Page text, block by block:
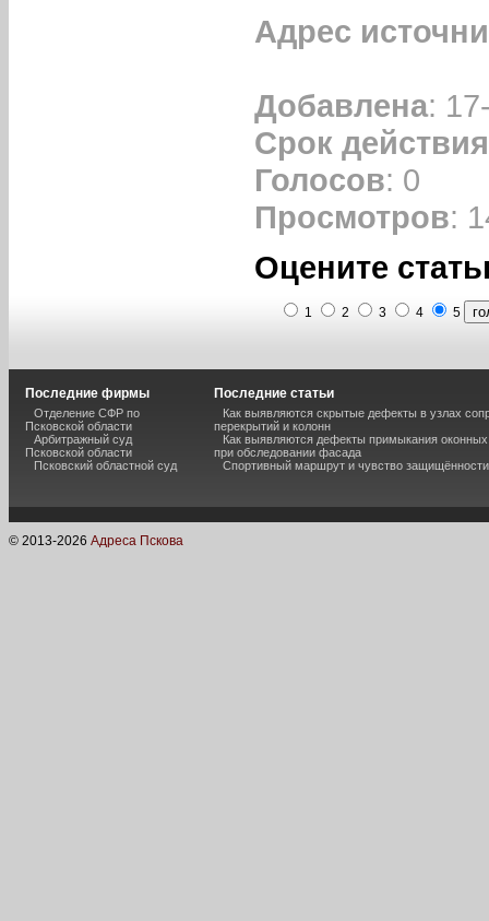
Адрес
Добавлена:
Срок действия
Голосов: 0
Просмотров:
Оцените
1 2 3 4 5
Последние фирмы
Отделение СФР по
Псковской области
Арбитражный суд
Псковской области
Псковский областной суд
Последние статьи
Как выявляются скрытые дефекты в узлах
перекрытий и колонн
Как выявляются дефекты примыкания
при обследовании фасада
Спортивный маршрут и чувство защищённости
© 2013-2026 Адреса Пскова